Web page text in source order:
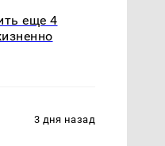
еще 4
3 дня назад